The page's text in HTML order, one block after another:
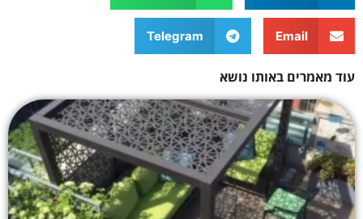
Email
Telegram
עוד מאמרים באותו נושא